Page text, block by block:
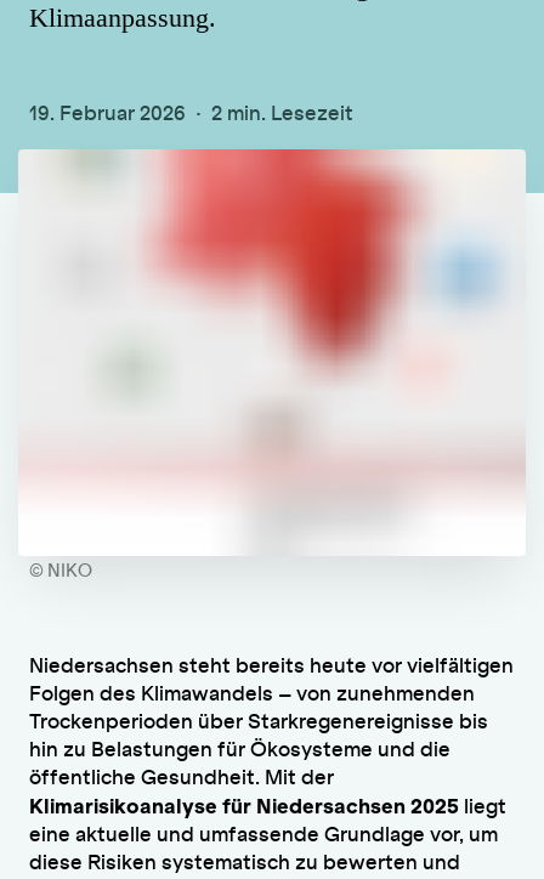
Klimaanpassung.
19. Februar 2026 2 min. Lesezeit
© NIKO
Niedersachsen steht bereits heute vor vielfältigen
Folgen des Klimawandels – von zunehmenden
Trockenperioden über Starkregenereignisse bis
hin zu Belastungen für Ökosysteme und die
öffentliche Gesundheit. Mit der
Klimarisikoanalyse für Niedersachsen 2025 liegt
eine aktuelle und umfassende Grundlage vor, um
diese Risiken systematisch zu bewerten und